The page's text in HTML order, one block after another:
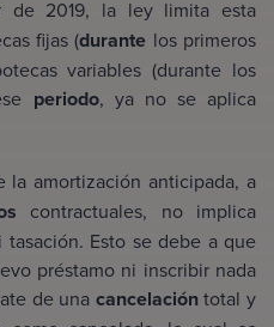
de 2019, la ley limita esta
fijas (durante los primeros
variables (durante los
periodo, ya no se aplica
la amortización anticipada, a
contractuales, no implica
Esto se debe a que
préstamo ni inscribir nada
de una cancelacióntotal y